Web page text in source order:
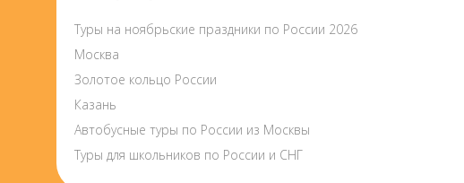
Туры на ноябрьские праздники по России 2026
Москва
Золотое кольцо России
Казань
Автобусные туры по России из Москвы
Туры для школьников по России и СНГ